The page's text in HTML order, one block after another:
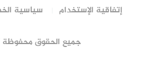
إتفاقية الإستخدام
سياسية
جميع الحقوق